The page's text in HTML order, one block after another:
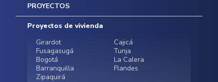
Inicio
Mapa del sitio
Postventas
Contratación Directa
Noticias
PROYECTOS
Proyectos de vivienda
Girardot
Cajicá
Fusagasugá
Tunja
Bogotá
La Calera
Barranquilla
Flandes
Zipaquirá